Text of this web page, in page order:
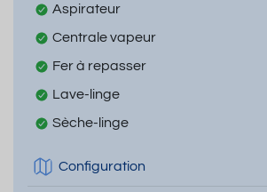
Aspirateur
Centrale vapeur
Fer à repasser
Lave-linge
Sèche-linge
Configuration